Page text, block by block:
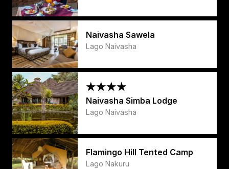
Naivasha Sawela
Lago Naivasha
Naivasha Simba Lodge
Lago Naivasha
Flamingo Hill Tented Camp
Lago Nakuru